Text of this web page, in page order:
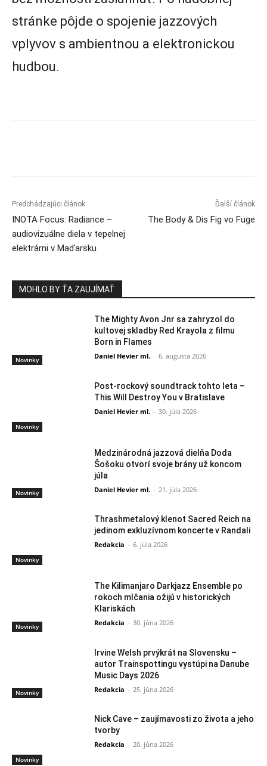
stránke pôjde o spojenie jazzových
vplyvov s ambientnou a elektronickou
hudbou.
Predchádzajúci článok
INOTA Focus: Radiance –
audiovizuálne diela v tepelnej
elektrárni v Maďarsku
Ďalší článok
The Body & Dis Fig vo Fuge
MOHLO BY ŤA ZAUJÍMAŤ
Novinky
The Mighty Avon Jnr sa zahryzol do
kultovej skladby Red Krayola z filmu
Born in Flames
Daniel Hevier ml. - 6. augusta 2026
Novinky
Post-rockový soundtrack tohto leta –
This Will Destroy You v Bratislave
Daniel Hevier ml. - 30. júla 2026
Novinky
Medzinárodná jazzová dielňa Doda
Šošoku otvorí svoje brány už koncom
júla
Daniel Hevier ml. - 21. júla 2026
Novinky
Thrashmetalový klenot Sacred Reich na
jedinom exkluzívnom koncerte v Randali
Redakcia - 6. júla 2026
Novinky
The Kilimanjaro Darkjazz Ensemble po
rokoch mlčania ožijú v historických
Klariskách
Redakcia - 30. júna 2026
Novinky
Irvine Welsh prvýkrát na Slovensku –
autor Trainspottingu vystúpi na Danube
Music Days 2026
Redakcia - 25. júna 2026
Novinky
Nick Cave – zaujímavosti zo života a jeho
tvorby
Redakcia - 20. júna 2026